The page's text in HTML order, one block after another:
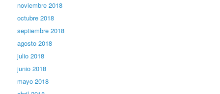
noviembre 2018
octubre 2018
septiembre 2018
agosto 2018
julio 2018
junio 2018
mayo 2018